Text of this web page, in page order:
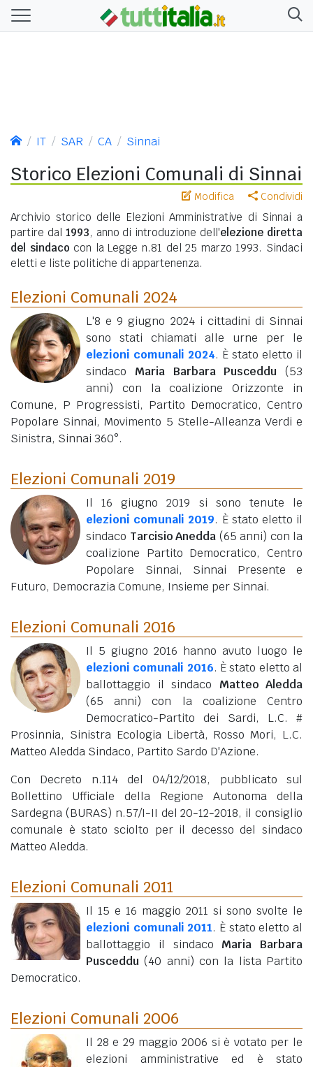
IT SAR CA Sinnai
Storico Elezioni Comunali di Sinnai
Modifica Condividi
Archivio storico delle Elezioni Amministrative di Sinnai a
partire dal 1993, anno di introduzione dell'elezione diretta
del sindaco con la Legge n.81 del 25 marzo 1993. Sindaci
eletti e liste politiche di appartenenza.
Elezioni Comunali 2024
L'8 e 9 giugno 2024 i cittadini di Sinnai
sono stati chiamati alle urne per le
elezioni comunali 2024. È stato eletto il
sindaco Maria Barbara Pusceddu (53
anni) con la coalizione Orizzonte in
Comune, P Progressisti, Partito Democratico, Centro
Popolare Sinnai, Movimento 5 Stelle-Alleanza Verdi e
Sinistra, Sinnai 360°.
Elezioni Comunali 2019
Il 16 giugno 2019 si sono tenute le
elezioni comunali 2019. È stato eletto il
sindaco Tarcisio Anedda (65 anni) con la
coalizione Partito Democratico, Centro
Popolare Sinnai, Sinnai Presente e
Futuro, Democrazia Comune, Insieme per Sinnai.
Elezioni Comunali 2016
Il 5 giugno 2016 hanno avuto luogo le
elezioni comunali 2016. È stato eletto al
ballottaggio il sindaco Matteo Aledda
(65 anni) con la coalizione Centro
Democratico-Partito dei Sardi, L.C. #
Prosinnia, Sinistra Ecologia Libertà, Rosso Mori, L.C.
Matteo Aledda Sindaco, Partito Sardo D'Azione.
Con Decreto n.114 del 04/12/2018, pubblicato sul
Bollettino Ufficiale della Regione Autonoma della
Sardegna (BURAS) n.57/I-II del 20-12-2018, il consiglio
comunale è stato sciolto per il decesso del sindaco
Matteo Aledda.
Elezioni Comunali 2011
Il 15 e 16 maggio 2011 si sono svolte le
elezioni comunali 2011. È stato eletto al
ballottaggio il sindaco Maria Barbara
Pusceddu (40 anni) con la lista Partito
Democratico.
Elezioni Comunali 2006
Il 28 e 29 maggio 2006 si è votato per le
elezioni amministrative ed è stato